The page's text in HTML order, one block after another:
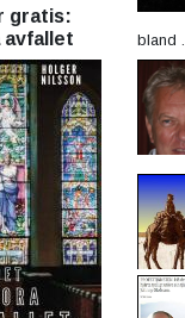
gratis:
avfallet
bland ...